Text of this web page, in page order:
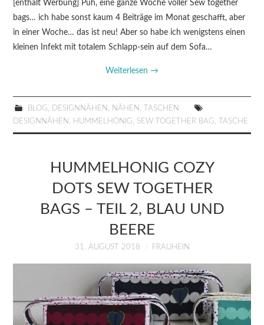
[enthält Werbung] Puh, eine ganze Woche voller Sew together
bags… ich habe sonst kaum 4 Beiträge im Monat geschafft, aber
in einer Woche… das ist neu! Aber so habe ich wenigstens einen
kleinen Infekt mit totalem Schlapp-sein auf dem Sofa…
Weiterlesen →
BLOG DESIGNNÄHEN NÄHEN
TASCHEN
DESIGNNÄHEN
HUMMELHONIG SEW TOGETHER BAG TASCHE
HUMMELHONIG COZY
DOTS SEW TOGETHER
BAGS – TEIL 2, BLAU UND
BEERE
31. AUGUST 2018 FRAUHEIN